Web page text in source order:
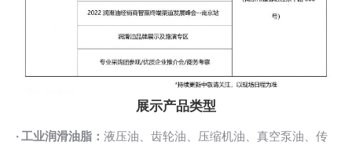
展示产品类型
· 工业润滑油脂： 液压油、齿轮油、压缩机油、真空泵油、传